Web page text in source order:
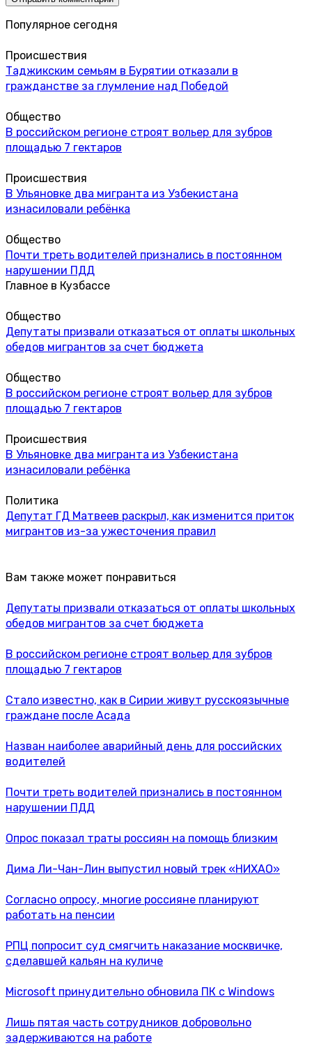
Популярное сегодня
Происшествия
Таджикским семьям в Бурятии отказали в
гражданстве за глумление над Победой
Общество
В российском регионе строят вольер для зубров
площадью 7 гектаров
Происшествия
В Ульяновке два мигранта из Узбекистана
изнасиловали ребёнка
Общество
Почти треть водителей признались в постоянном
нарушении ПДД
Главное в Кузбассе
Общество
Депутаты призвали отказаться от оплаты школьных
обедов мигрантов за счет бюджета
Общество
В российском регионе строят вольер для зубров
площадью 7 гектаров
Происшествия
В Ульяновке два мигранта из Узбекистана
изнасиловали ребёнка
Политика
Депутат ГД Матвеев раскрыл, как изменится приток
мигрантов из-за ужесточения правил
Вам также может понравиться
Депутаты призвали отказаться от оплаты школьных
обедов мигрантов за счет бюджета
В российском регионе строят вольер для зубров
площадью 7 гектаров
Стало известно, как в Сирии живут русскоязычные
граждане после Асада
Назван наиболее аварийный день для российских
водителей
Почти треть водителей признались в постоянном
нарушении ПДД
Опрос показал траты россиян на помощь близким
Дима Ли-Чан-Лин выпустил новый трек «НИХАО»
Согласно опросу, многие россияне планируют
работать на пенсии
РПЦ попросит суд смягчить наказание москвичке,
сделавшей кальян на куличе
Microsoft принудительно обновила ПК с Windows
Лишь пятая часть сотрудников добровольно
задерживаются на работе